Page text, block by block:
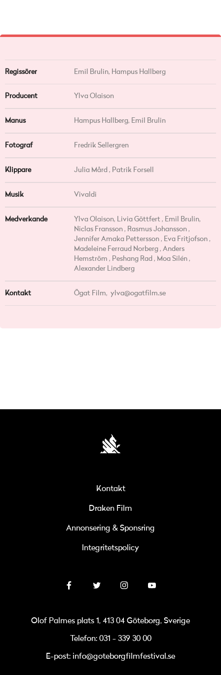
Regissörer Emil Brulin, Hampus Hallberg
Producent Ylva Olaison
Manus Hampus Hallberg, Emil Brulin
Fotograf Fredrik Sellergren
Klippare Julia Mård , Patrik Forsell
Musik Vivaldi
Medverkande
Ylva Olaison, Livia Göttfert , Emil Brulin,
Niclas Fransson , Rasmus Johansson ,
Jennifer Amaka Pettersson , Eva Fritjofson ,
Madeleine Ferraud Norberg , Anders
Hemström , Peshang Rad , Moa Silén ,
Alexander Lindberg
Kontakt Ögat Film, ylva@ogatfilm.se
Kontakt
Draken Film
Annonsering & Sponsring
Integritetspolicy
Olof Palmes plats 1, 413 04 Göteborg, Sverige
Telefon: 031 - 339 30 00
E-post: info@goteborgfilmfestival.se